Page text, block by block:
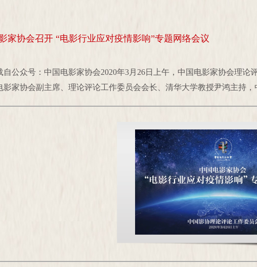
家协会召开 “电影行业应对疫情影响”专题网络会议
自公众号：中国电影家协会2020年3月26日上午，中国电影家协会理
影家协会副主席、理论评论工作委员会会长、清华大学教授尹鸿主持